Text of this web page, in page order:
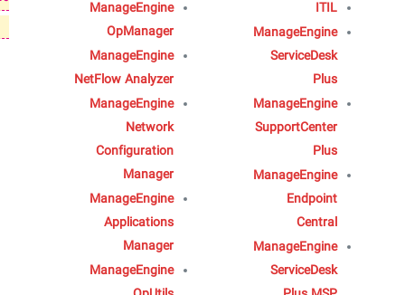
ITIL
ManageEngine
ServiceDesk
Plus
ManageEngine
SupportCenter
Plus
ManageEngine
Endpoint
Central
ManageEngine
ServiceDesk
ManageEngine
OpManager
ManageEngine
NetFlow Analyzer
ManageEngine
Network
Configuration
Manager
ManageEngine
Applications
Manager
ManageEngine